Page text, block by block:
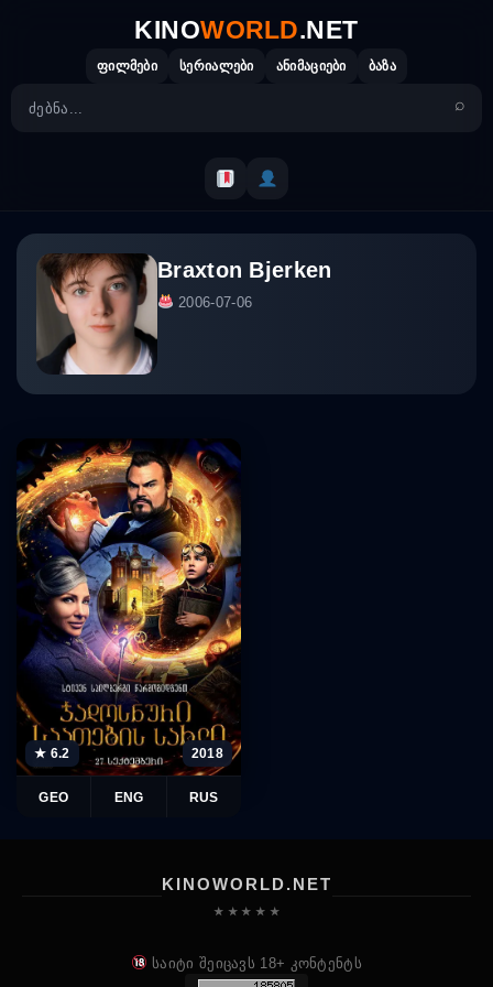
KINOWORLD.NET
ფილმები სერიალები ანიმაციები ბაზა
Braxton Bjerken
2006-07-06
★ 6.2 2018
GEO ENG RUS
KINOWORLD.NET
★ ★ ★ ★ ★
საიტი შეიცავს 18+ კონტენტს